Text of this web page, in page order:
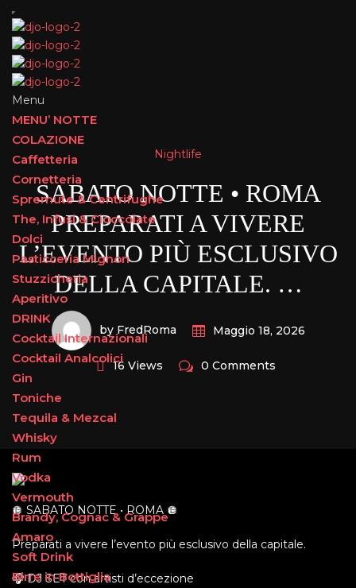
Menu
MENU’ NOTTE
COLAZIONE
Caffetteria
Cornetteria
Spremute & Centrifughe
The, Infusi & Cioccolate
Dolci
Pasticceria Mignon
Stuzzicheria
Aperitivo
DRINK
Cocktail Internazionali
Cocktail Analcolici
Gin
Toniche
Tequila & Mezcal
Whisky
Rum
Vodka
Vermouth
Brandy, Cognac & Grappe
Amaro
Soft Drink
Birre in Bottiglia
Nightlife
SABATO NOTTE • ROMA
PREPARATI A VIVERE
L’EVENTO PIÙ ESCLUSIVO
DELLA CAPITALE. …
by FredRoma Maggio 18, 2026
16 Views 0 Comments
🪩 SABATO NOTTE • ROMA 🪩
Preparati a vivere l’evento più esclusivo della capitale.
🎧 DJ SET con artisti d’eccezione